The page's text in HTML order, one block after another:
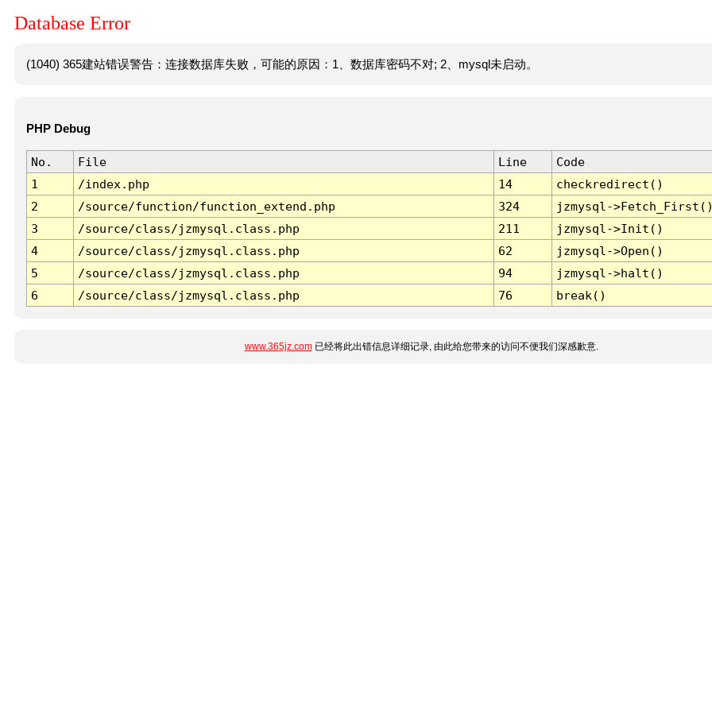
Database Error
(1040) 365建站错误警告：连接数据库失败，可能的原因：1、数据库密码不对; 2、mysql未启动。
PHP Debug
No. File Line
Code
1
/index.php 14
checkredirect()
2
/source/function/function_extend.php 324
jzmysql-
3
/source/class/jzmysql.class.php 211
jzmysql->Init()
4
/source/class/jzmysql.class.php 62
jzmysql->Open()
5
/source/class/jzmysql.class.php 94
jzmysql->halt()
6
/source/class/jzmysql.class.php 76 break()
www.365jz.com已经将此出错信息详细记录, 由此给您带来的访问不便我们深感歉意.